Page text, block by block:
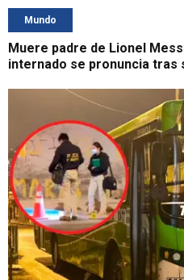
Mundo
Muere padre de Lionel
internado se pronuncia tras